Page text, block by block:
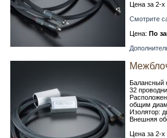
Цена за 2-х
Смотрите
Цена: По
Балансный
32
общим
Изолятор:
Внешняя
Цена за 2-х